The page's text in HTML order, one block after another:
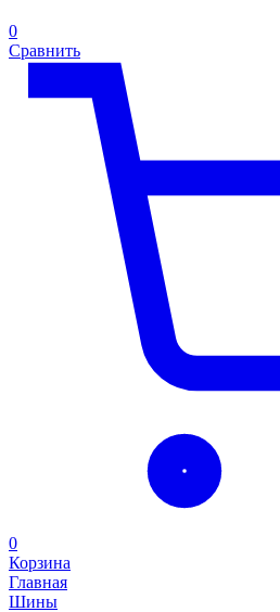
0
Сравнить
0
Корзина
Главная
Шины